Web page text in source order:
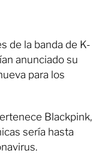
de la banda de K-
anunciado su
para los
Blackpink,
sería hasta